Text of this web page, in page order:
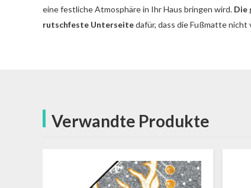
eine festliche Atmosphäre in Ihr Haus bringen wird. Die
rutschfeste Unterseitedafür, dass die Fußmatte
Verwandte Produkte